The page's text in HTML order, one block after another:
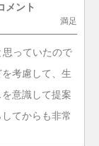
メント
満足
っていたので
考慮して、生
意識して提案
てからも非常